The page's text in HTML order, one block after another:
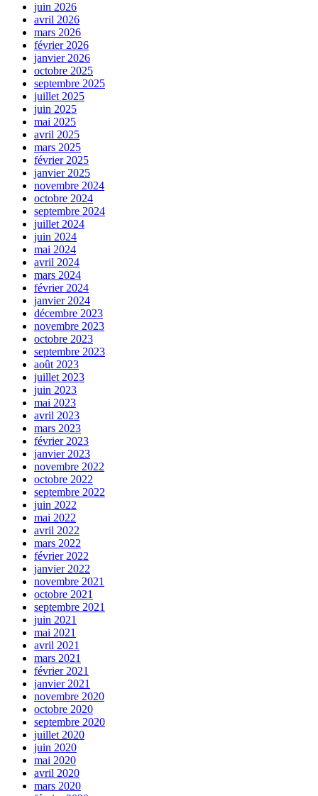
juin 2026
avril 2026
mars 2026
février 2026
janvier 2026
octobre 2025
septembre 2025
juillet 2025
juin 2025
mai 2025
avril 2025
mars 2025
février 2025
janvier 2025
novembre 2024
octobre 2024
septembre 2024
juillet 2024
juin 2024
mai 2024
avril 2024
mars 2024
février 2024
janvier 2024
décembre 2023
novembre 2023
octobre 2023
septembre 2023
août 2023
juillet 2023
juin 2023
mai 2023
avril 2023
mars 2023
février 2023
janvier 2023
novembre 2022
octobre 2022
septembre 2022
juin 2022
mai 2022
avril 2022
mars 2022
février 2022
janvier 2022
novembre 2021
octobre 2021
septembre 2021
juin 2021
mai 2021
avril 2021
mars 2021
février 2021
janvier 2021
novembre 2020
octobre 2020
septembre 2020
juillet 2020
juin 2020
mai 2020
avril 2020
mars 2020